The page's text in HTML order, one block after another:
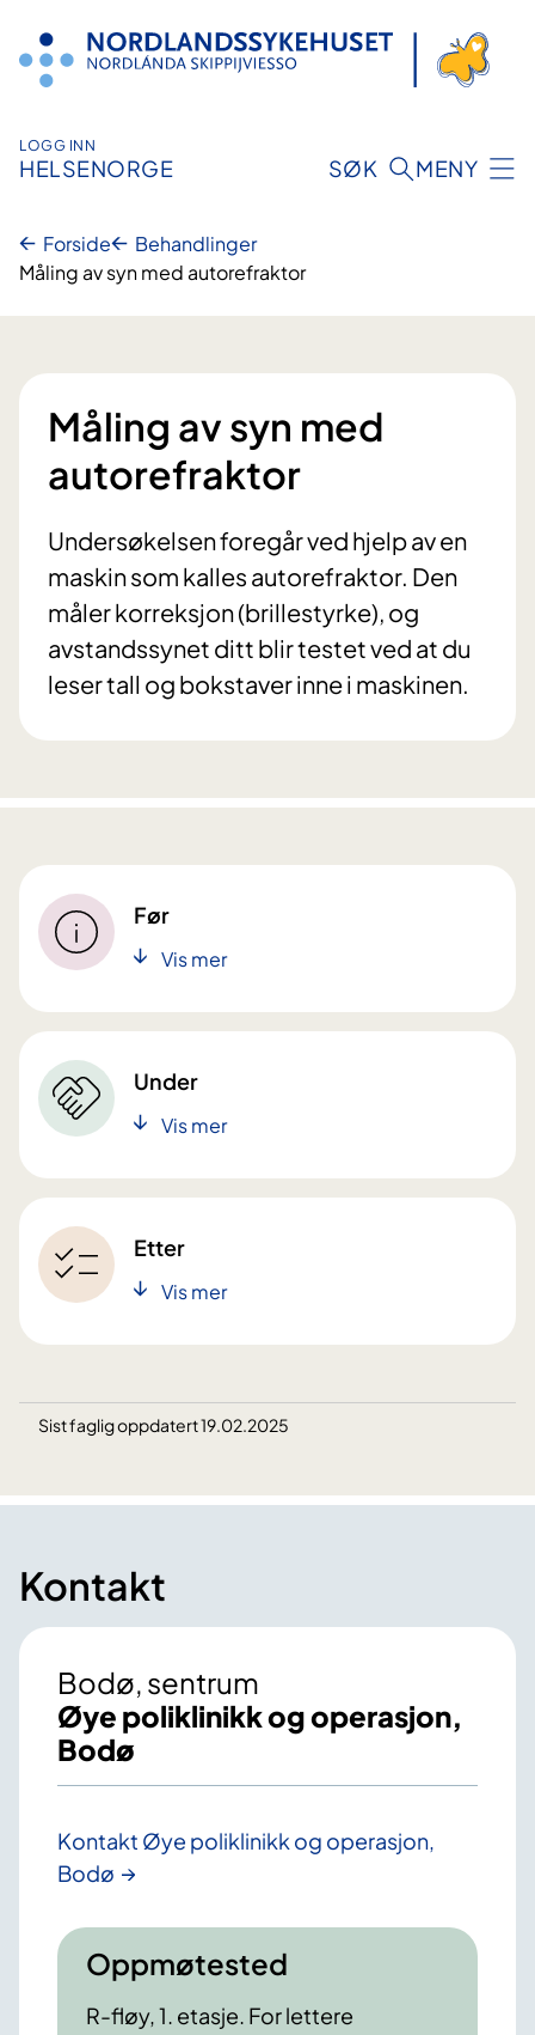
innhold
LOGG INN
HELSENORGE SØK MENY
Forside
Behandlinger
Måling av syn med autorefraktor
Måling av syn med
autorefraktor
Undersøkelsen foregår ved hjelp av en
maskin som kalles autorefraktor. Den
måler korreksjon (brillestyrke), og
avstandssynet ditt blir testet ved at du
leser tall og bokstaver inne i maskinen.
Før
Vis mer
Under
Vis mer
Etter
Vis mer
Sist faglig oppdatert 19.02.2025
Kontakt
Bodø, sentrum
Øye poliklinikk og operasjon,
Bodø
Kontakt Øye poliklinikk og operasjon,
Bodø
Oppmøtested
R-fløy, 1. etasje. For lettere